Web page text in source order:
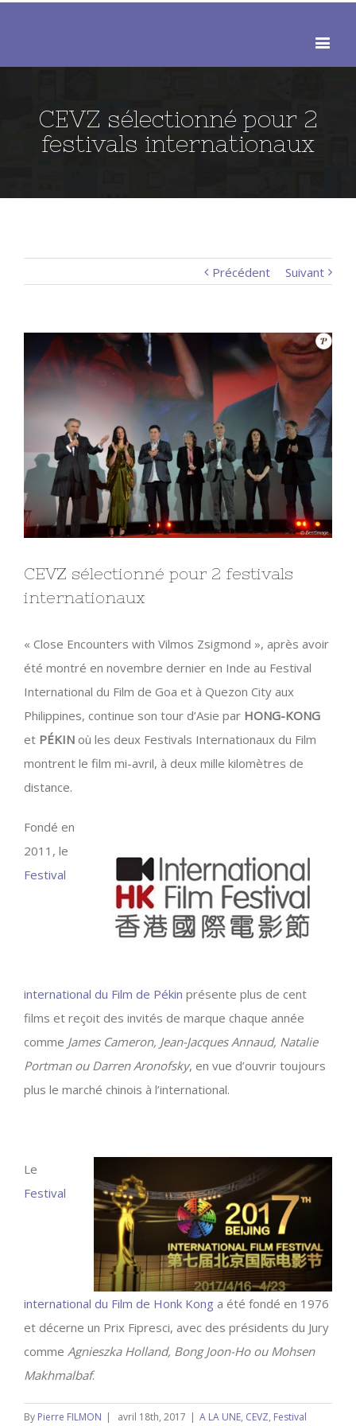
CEVZ sélectionné pour 2
festivals internationaux
Précédent Suivant
View
Larger
Image
CEVZ sélectionné pour 2 festivals
internationaux
« Close Encounters with Vilmos Zsigmond », après avoir
été montré en novembre dernier en Inde au Festival
International du Film de Goa et à Quezon City aux
Philippines, continue son tour d’Asie par HONG-KONG
et PÉKIN où les deux Festivals Internationaux du Film
montrent le film mi-avril, à deux mille kilomètres de
distance.
Fondé en
2011, le
Festival
international du Film de Pékin présente plus de cent
films et reçoit des invités de marque chaque année
comme James Cameron, Jean-Jacques Annaud, Natalie
Portman ou Darren Aronofsky, en vue d’ouvrir toujours
plus le marché chinois à l’international.
Le
Festival
international du Film de Honk Kong a été fondé en 1976
et décerne un Prix Fipresci, avec des présidents du Jury
comme Agnieszka Holland, Bong Joon-Ho ou Mohsen
Makhmalbaf.
By Pierre FILMON | avril 18th, 2017 | A LA UNE, CEVZ, Festival